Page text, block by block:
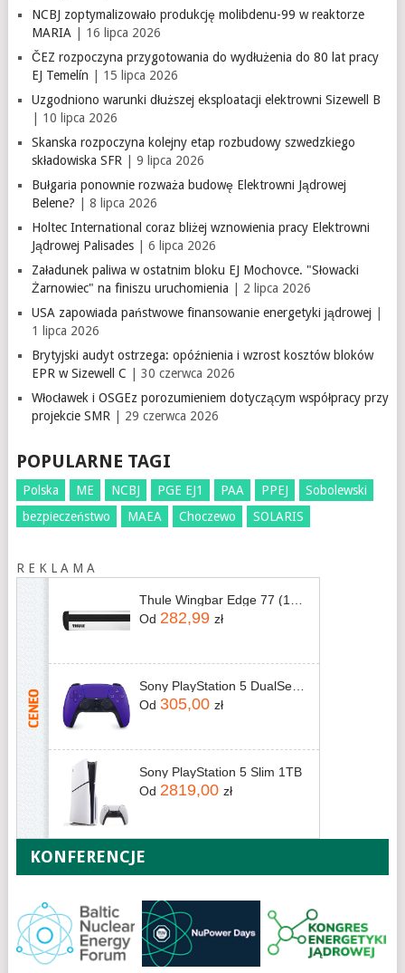
NCBJ zoptymalizowało produkcję molibdenu-99 w reaktorze
MARIA| 16 lipca 2026
ČEZ rozpoczyna przygotowania do wydłużenia do 80 lat pracy
EJ Temelín | 15 lipca 2026
Uzgodniono warunki dłuższej eksploatacji elektrowni Sizewell B
| 10 lipca 2026
Skanska rozpoczyna kolejny etap rozbudowy szwedzkiego
składowiska SFR| 9 lipca 2026
Bułgaria ponownie rozważa budowę Elektrowni Jądrowej
Belene? | 8 lipca 2026
Holtec International coraz bliżej wznowienia pracy Elektrowni
Jądrowej Palisades| 6 lipca 2026
Załadunek paliwa w ostatnim bloku EJ Mochovce. "Słowacki
Żarnowiec" na finiszu uruchomienia | 2 lipca 2026
USA zapowiada państwowe finansowanie energetyki jądrowej
1 lipca 2026
Brytyjski audyt ostrzega: opóźnienia i wzrost kosztów bloków
EPR w Sizewell C | 30 czerwca 2026
Włocławek i OSGEz porozumieniem dotyczącym współpracy przy
projekcie SMR| 29 czerwca 2026
POPULARNE TAGI
Polska ME NCBJ PGE EJ1 PAA PPEJ
Sobolewski
bezpieczeństwo
MAEA Choczewo SOLARIS
R E K L A M A
Thule Wingbar Edge 77 (1-Pack) 721200
Od 282,99 zł
Sony PlayStation 5 DualSense Galactic Purple V2
Od 305,00 zł
Sony PlayStation 5 Slim 1TB
Od 2819,00 zł
KONFERENCJE